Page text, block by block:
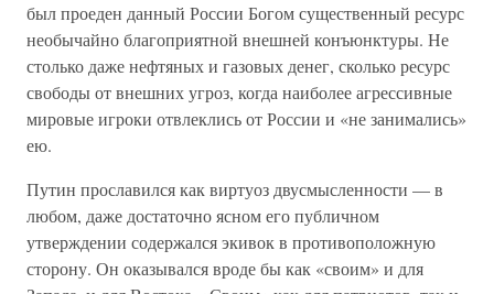
был проеден данный России Богом существенный ресурс
необычайно благоприятной внешней конъюнктуры. Не
столько даже нефтяных и газовых денег, сколько ресурс
свободы от внешних угроз, когда наиболее агрессивные
мировые игроки отвлеклись от России и «не занимались»
ею.
Путин прославился как виртуоз двусмысленности — в
любом, даже достаточно ясном его публичном
утверждении содержался экивок в противоположную
сторону. Он оказывался вроде бы как «своим» и для